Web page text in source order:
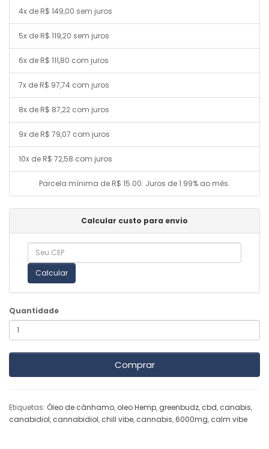
4x de R$ 149,00 sem juros
5x de R$ 119,20 sem juros
6x de R$ 111,80 com juros
7x de R$ 97,74 com juros
8x de R$ 87,22 com juros
9x de R$ 79,07 com juros
10x de R$ 72,58 com juros
Parcela mínima de R$ 15.00. Juros de 1.99% ao mês.
Calcular custo para envio
Calcular
Quantidade
Comprar
Etiquetas: Óleo de cânhamo, oleo Hemp, greenbudz, cbd, canabis,
canabidiol, cannabidiol, chill vibe, cannabis,6000mg, calm vibe